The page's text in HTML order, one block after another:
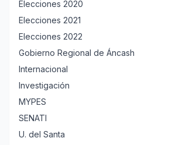
Elecciones 2020
Elecciones 2021
Elecciones 2022
Gobierno Regional de Áncash
Internacional
Investigación
MYPES
SENATI
U. del Santa